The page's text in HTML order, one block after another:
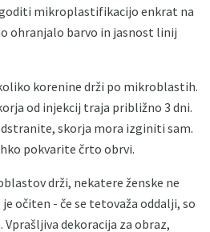
mikroplastifikacijo enkrat na
ohranjalo barvo in jasnost linij
korenine drži po mikroblastih.
od injekcij traja približno 3 dni.
skorja mora izginiti sam.
pokvarite črto obrvi.
drži, nekatere ženske ne
očiten - če se tetovaža oddalji, so
Vprašljiva dekoracija za obraz,